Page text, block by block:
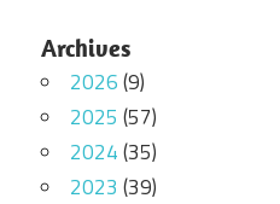
Archives
2026(9)
2025 (57)
2024(35)
2023 (39)